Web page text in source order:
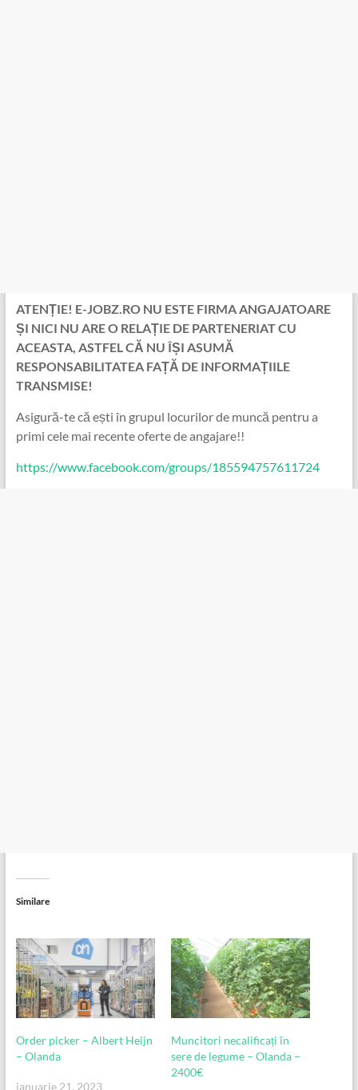
ATENȚIE! E-JOBZ.RO NU ESTE FIRMA ANGAJATOARE
ȘI NICI NU ARE O RELAȚIE DE PARTENERIAT CU
ACEASTA, ASTFEL CĂ NU ÎȘI ASUMĂ
RESPONSABILITATEA FAȚĂ DE INFORMAȚIILE
TRANSMISE!
Asigură-te că ești în grupul locurilor de muncă pentru a
primi cele mai recente oferte de angajare!!
https://www.facebook.com/groups/185594757611724
Similare
Order picker – Albert Heijn
– Olanda
ianuarie 21, 2023
Muncitori necalificați în
sere de legume – Olanda –
2400€